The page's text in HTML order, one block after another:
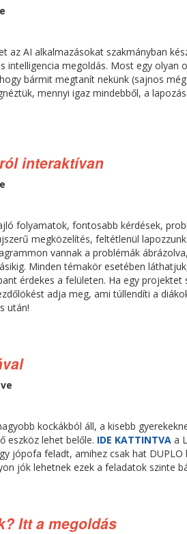
az AI alkalmazásokat szakmányban
intelligencia megoldás. Most egy olyan
bármit megtanít nekünk (sajnos
mennyi igaz mindebből, a
interaktívan
folyamatok, fontosabb kérdések,
megközelítés, feltétlenül
vannak a problémák
Minden témakör esetében
érdekes a felületen. Ha egy
adja meg, ami túllendíti a
után!
kockákból áll, a kisebb
eszköz lehet belőle. IDE KATTINTVA a
jópofa feladt, amihez csak hat
jók lehetnek ezek a feladatok szinte
Itt a megoldás